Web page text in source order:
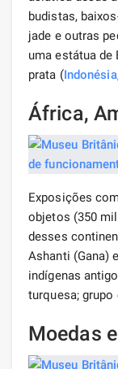
budistas,
jade e outras
uma estátua de
prata (Indonésia
África,
Exposições
objetos (350
desses
Ashanti (Gana)
indígenas
turquesa;
Moedas